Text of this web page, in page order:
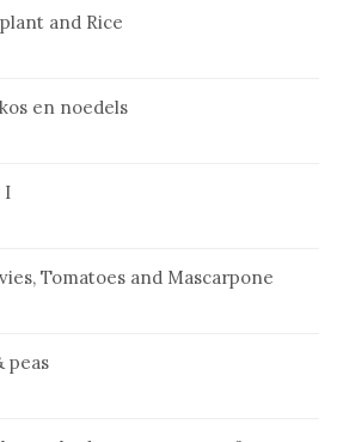
and Rice
en noe­dels
I
Tomatoes and Mascarpone
peas